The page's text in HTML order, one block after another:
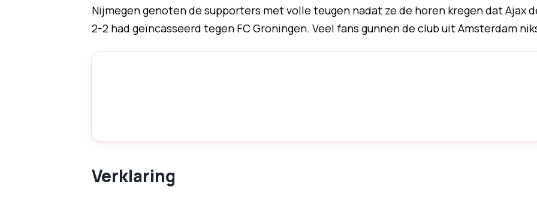
Nijmegen genoten de supporters met volle teugen nadat ze de horen kregen dat Ajax
2-2 had geïncasseerd tegen FC Groningen. Veel fans gunnen de club uit Amsterdam
Verklaring